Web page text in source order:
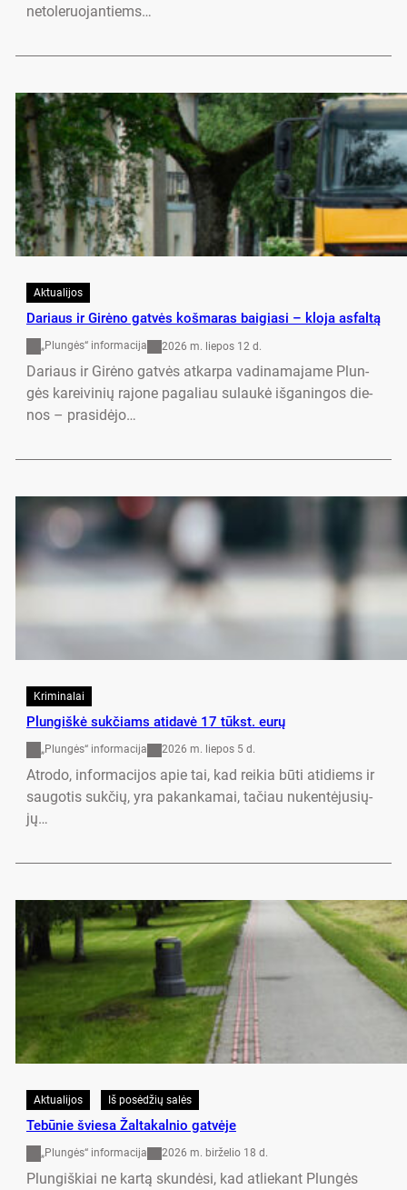
ne­to­le­ruo­jan­tiems…
Aktualijos
Da­riaus ir Gi­rė­no gat­vės koš­ma­ras bai­gia­si – klo­ja as­fal­tą
„Plungės“ informacija 2026 m. liepos 12 d.
Da­riaus ir Gi­rė­no gat­vės at­kar­pa va­di­na­ma­ja­me Plun­
gės ka­rei­vi­nių ra­jo­ne pa­ga­liau su­lau­kė iš­ga­nin­gos die­
nos – pra­si­dė­jo…
Kriminalai
Plun­giš­kė su­kčiams ati­da­vė 17 tūkst. eu­rų
„Plungės“ informacija 2026 m. liepos 5 d.
At­ro­do, in­for­ma­ci­jos apie tai, kad rei­kia bū­ti ati­diems ir
sau­go­tis su­kčių, yra pa­kan­ka­mai, ta­čiau nu­ken­tė­ju­sių­
jų…
Aktualijos Iš posėdžių salės
Te­bū­nie švie­sa Žal­ta­kal­nio gat­vė­je
„Plungės“ informacija 2026 m. birželio 18 d.
Plun­giš­kiai ne kar­tą skun­dė­si, kad at­lie­kant Plun­gės